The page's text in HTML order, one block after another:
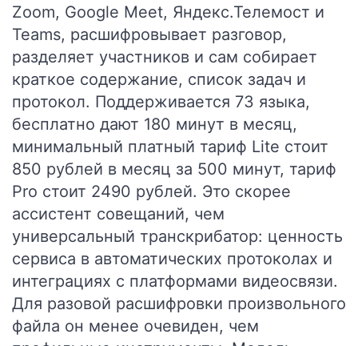
Zoom, Google Meet, Яндекс.Телемост и
Teams, расшифровывает разговор,
разделяет участников и сам собирает
краткое содержание, список задач и
протокол. Поддерживается 73 языка,
бесплатно дают 180 минут в месяц,
минимальный платный тариф Lite стоит
850 рублей в месяц за 500 минут, тариф
Pro стоит 2490 рублей. Это скорее
ассистент совещаний, чем
универсальный транскрибатор: ценность
сервиса в автоматических протоколах и
интеграциях с платформами видеосвязи.
Для разовой расшифровки произвольного
файла он менее очевиден, чем